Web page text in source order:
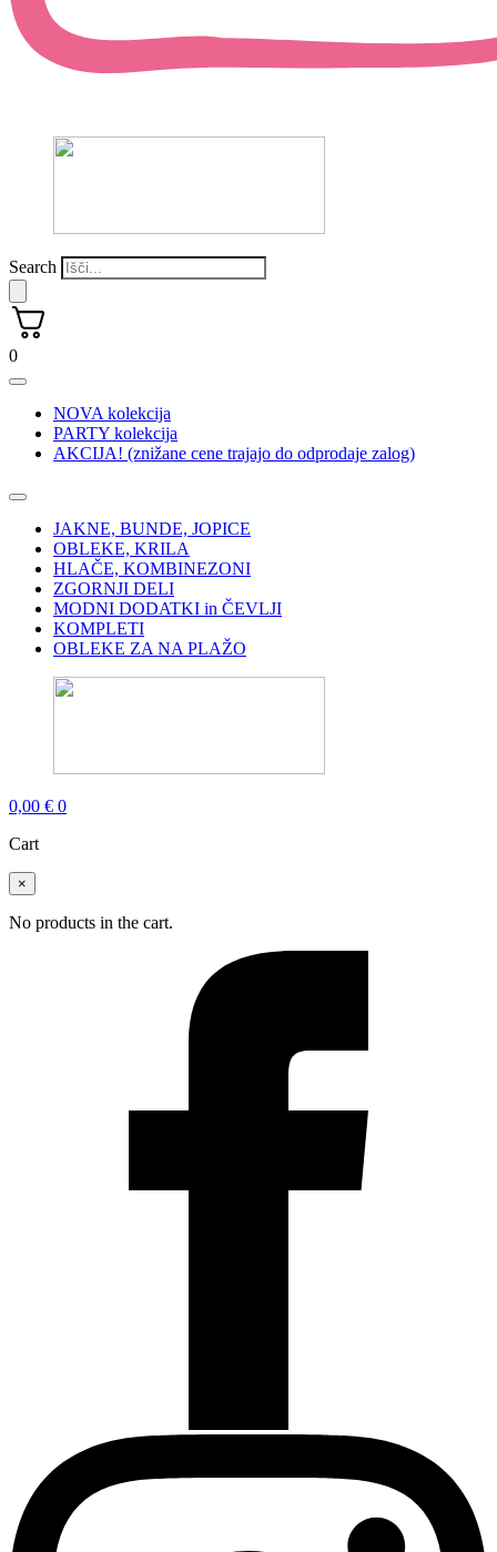
Search
0
NOVA kolekcija
PARTY kolekcija
AKCIJA! (znižane cene trajajo do odprodaje zalog)
JAKNE, BUNDE, JOPICE
OBLEKE, KRILA
HLAČE, KOMBINEZONI
ZGORNJI DELI
MODNI DODATKI in ČEVLJI
KOMPLETI
OBLEKE ZA NA PLAŽO
0,00 € 0
Cart
×
No products in the cart.